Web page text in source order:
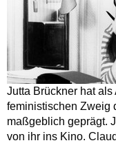
Jutta Brückner hat
feministischen Zweig
maßgeblich geprägt.
von ihr ins Kino.